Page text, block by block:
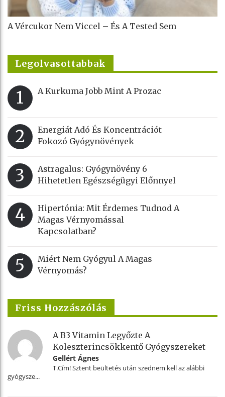
A Vércukor Nem Viccel – És A Tested Sem
Legolvasottabbak
1 A Kurkuma Jobb Mint A Prozac
2
Energiát Adó És Koncentrációt
Fokozó Gyógynövények
3
Astragalus: Gyógynövény 6
Hihetetlen Egészségügyi Előnnyel
4
Hipertónia: Mit Érdemes Tudnod A
Magas Vérnyomással
Kapcsolatban?
5
Miért Nem Gyógyul A Magas
Vérnyomás?
Friss Hozzászólás
A B3 Vitamin Legyőzte A
Koleszterincsökkentő Gyógyszereket
Gellért Ágnes
T.Cím! Sztent beültetés után szednem kell az alábbi
gyógysze...